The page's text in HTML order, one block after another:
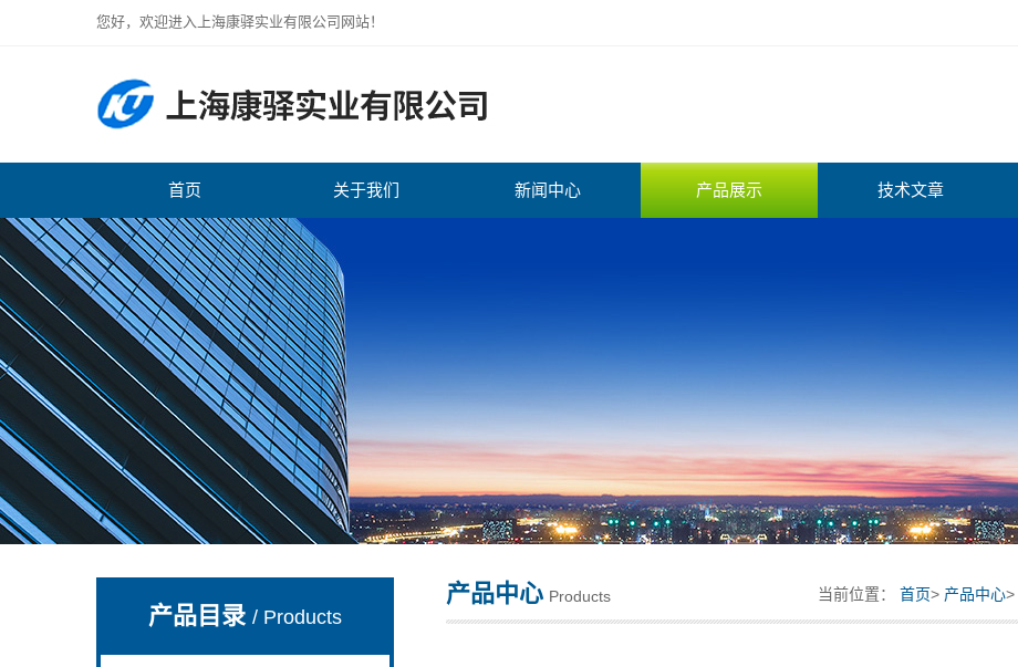
您好，欢迎进入上海康驿实业有限公司网站！
上海康驿实业有限公司
首页 关于我们 新闻中心 产品展示 技术文章
产品目录/ Products
产品中心 Products 当前位置： 首页> 产品中心>